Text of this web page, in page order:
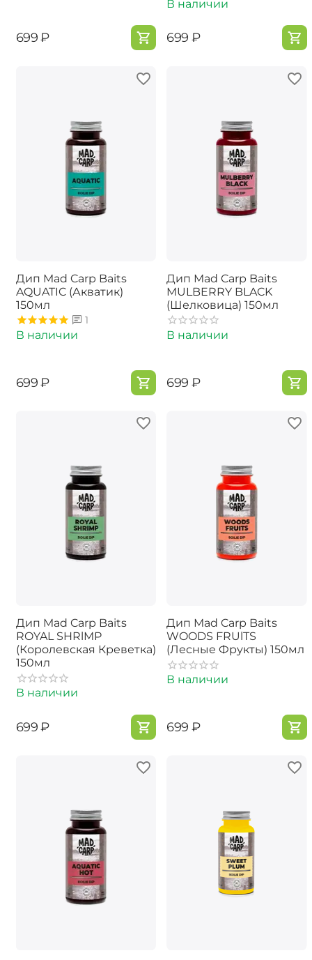
‍699‍ ₽
В наличии
‍699‍ ₽
Дип Mad Carp Baits
AQUATIC (Акватик)
150мл
1
В наличии
‍699‍ ₽
Дип Mad Carp Baits
MULBERRY BLACK
(Шелковица) 150мл
В наличии
‍699‍ ₽
Дип Mad Carp Baits
ROYAL SHRlMP
(Королевская Креветка)
150мл
В наличии
‍699‍ ₽
Дип Mad Carp Baits
WOODS FRUlTS
(Лесные Фрукты) 150мл
В наличии
‍699‍ ₽